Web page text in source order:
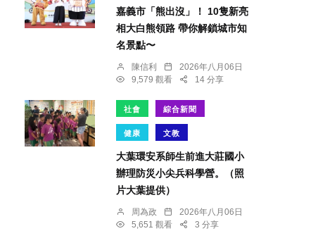
嘉義市「熊出沒」！ 10隻新亮
相大白熊領路 帶你解鎖城市知
名景點〜
陳信利
2026年八月06日
9,579 觀看
14 分享
社會 綜合新聞
健康 文教
大葉環安系師生前進大莊國小
辦理防災小尖兵科學營。（照
片大葉提供）
周為政
2026年八月06日
5,651 觀看
3 分享